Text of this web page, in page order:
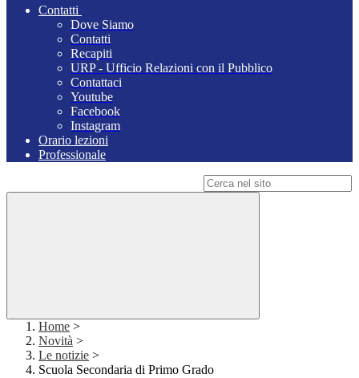
Contatti
Dove Siamo
Contatti
Recapiti
URP - Ufficio Relazioni con il Pubblico
Contattaci
Youtube
Facebook
Instagram
Orario lezioni
Professionale
Home >
Novità >
Le notizie >
Scuola Secondaria di Primo Grado